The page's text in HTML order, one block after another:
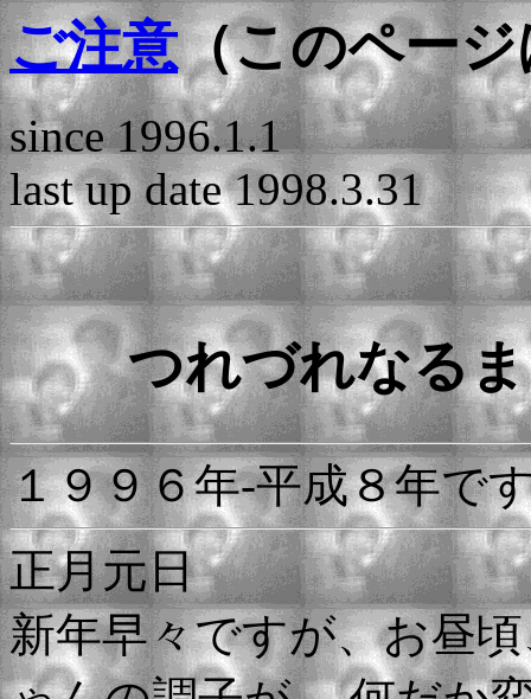
ご注意（このペー
since 1996.1.1
last up date 1998.3.31
つれづれなる
１９９６年-平成８年で
正月元日
新年早々ですが、お昼